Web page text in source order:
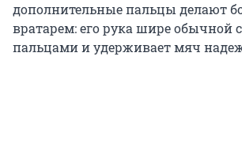
дополнительные пальцы делают
вратарем: его рука шире обычной
пальцами и удерживает мяч